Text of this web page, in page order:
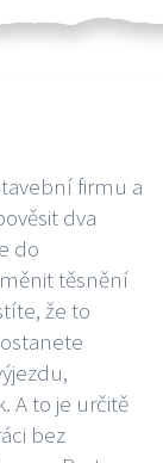
firmu a
dva
do
těsnění
že to
A to je určitě
bez